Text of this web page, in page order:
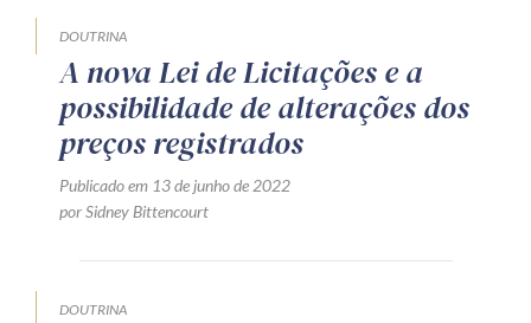
Zênite in Company
Diferenciais
DOUTRINA
A nova Lei de Licitações e a
possibilidade de alterações dos
preços registrados
Publicado em 13 de junho de 2022
por Sidney Bittencourt
DOUTRINA